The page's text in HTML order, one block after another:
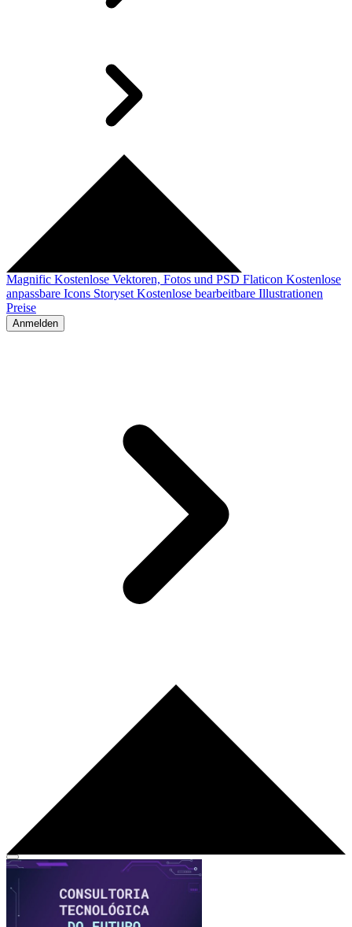
Magnific Kostenlose Vektoren, Fotos und PSD Flaticon Kostenlose
anpassbare Icons Storyset Kostenlose bearbeitbare Illustrationen
Preise
Anmelden